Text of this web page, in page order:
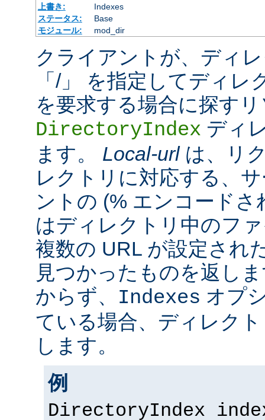
上書き:
Indexes
ステータス:
Base
モジュール:
mod_dir
クライアントが、ディ
「/」 を指定してディ
を要求する場合に探す
DirectoryIndex ディ
ます。 Local-urlは、リ
レクトリに対応する、
ントの (% エンコードさ
はディレクトリ中のフ
複数の URL が設定され
見つかったものを返し
からず、 Indexes オプ
ている場合、ディレク
します。
例
DirectoryIndex